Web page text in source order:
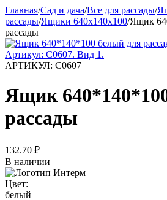
Главная/Сад и дача/Все для рассады/
рассады/Ящики 640х140х100/Ящик
рассады
АРТИКУЛ: С0607
Ящик
рассады
132.70 ₽
В наличии
Цвет:
белый